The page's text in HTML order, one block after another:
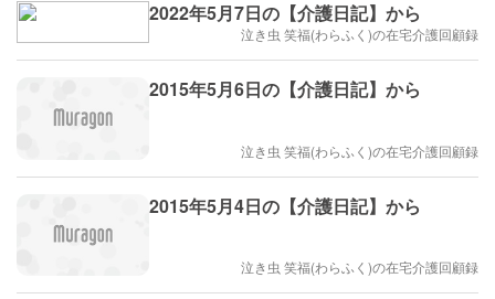
2022年5月7日の【介護日記】から
泣き虫 笑福(わらふく)の在宅介護回顧録
2015年5月6日の【介護日記】から
泣き虫 笑福(わらふく)の在宅介護回顧録
2015年5月4日の【介護日記】から
泣き虫 笑福(わらふく)の在宅介護回顧録